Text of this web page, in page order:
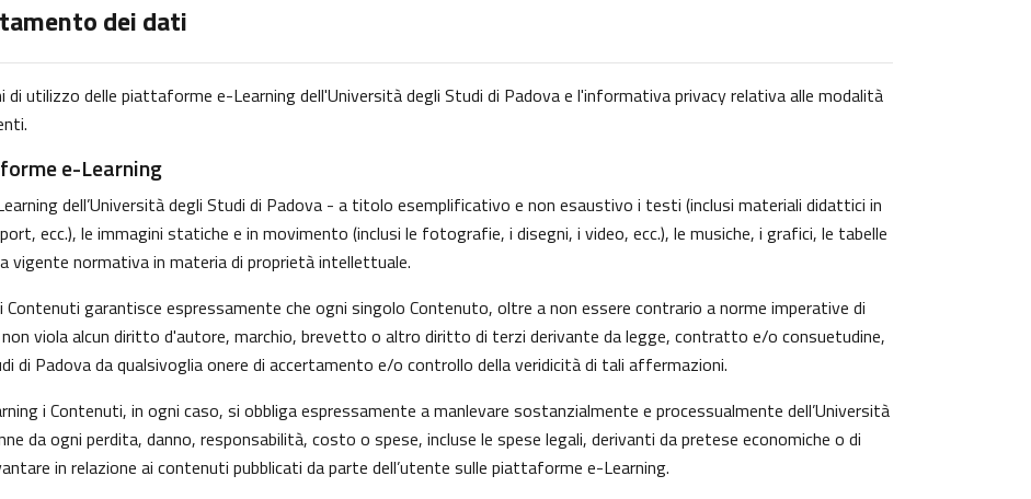
dei dati
utilizzo delle piattaforme e-Learning dell'Università degli Studi di Padova e l'informativa privacy relativa alle modalità
e-Learning
dell’Università degli Studi di Padova - a titolo esemplificativo e non esaustivo i testi (inclusi materiali didattici in
ecc.), le immagini statiche e in movimento (inclusi le fotografie, i disegni, i video, ecc.), le musiche, i grafici, le tabelle
normativa in materia di proprietà intellettuale.
garantisce espressamente che ogni singolo Contenuto, oltre a non essere contrario a norme imperative di
viola alcun diritto d'autore, marchio, brevetto o altro diritto di terzi derivante da legge, contratto e/o consuetudine,
di Padova da qualsivoglia onere di accertamento e/o controllo della veridicità di tali affermazioni.
i Contenuti, in ogni caso, si obbliga espressamente a manlevare sostanzialmente e processualmente dell’Università
da ogni perdita, danno, responsabilità, costo o spese, incluse le spese legali, derivanti da pretese economiche o di
in relazione ai contenuti pubblicati da parte dell’utente sulle piattaforme e-Learning.